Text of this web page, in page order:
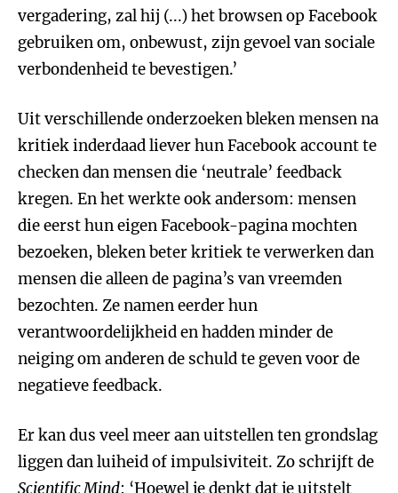
vergadering, zal hij (...) het browsen op Facebook
gebruiken om, onbewust, zijn gevoel van sociale
verbondenheid te bevestigen.’
Uit verschillende onderzoeken bleken mensen na
kritiek inderdaad liever hun Facebook account te
checken dan mensen die ‘neutrale’ feedback
kregen. En het werkte ook andersom: mensen
die eerst hun eigen Facebook-pagina mochten
bezoeken, bleken beter kritiek te verwerken dan
mensen die alleen de pagina’s van vreemden
bezochten. Ze namen eerder hun
verantwoordelijkheid en hadden minder de
neiging om anderen de schuld te geven voor de
negatieve feedback.
Er kan dus veel meer aan uitstellen ten grondslag
liggen dan luiheid of impulsiviteit. Zo schrijft de
Scientific Mind: ‘Hoewel je denkt dat je uitstelt